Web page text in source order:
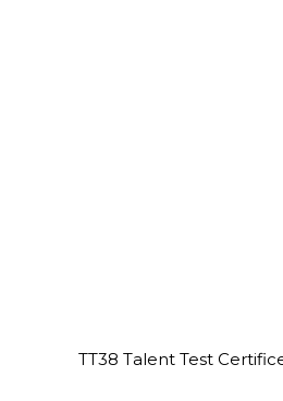
TT38 Talent Test